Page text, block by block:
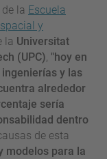
la Escuela
y
la Universitat
(UPC), "hoy en
y las
alrededor
sería
dentro
de esta
modelos para la